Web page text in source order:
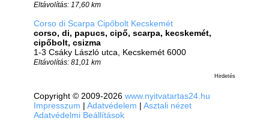
Eltávolítás: 17,60 km
Corso di Scarpa Cipőbolt Kecskemét
corso, di, papucs, cipő, scarpa, kecskemét,
cipőbolt, csizma
1-3 Csáky László utca, Kecskemét 6000
Eltávolítás: 81,01 km
Hirdetés
Copyright © 2009-2026 www.nyitvatartas24.hu
Impresszum | Adatvédelem | Asztali nézet
Adatvédelmi Beállítások